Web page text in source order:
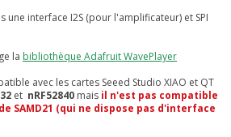
une interface I2S (pour l'amplificateur) et SPI
la bibliothèque Adafruit WavePlayer
avec les cartes Seeed Studio XIAO et QT
et nRF52840 mais il n'est pas compatible
SAMD21 (qui ne dispose pas d'interface